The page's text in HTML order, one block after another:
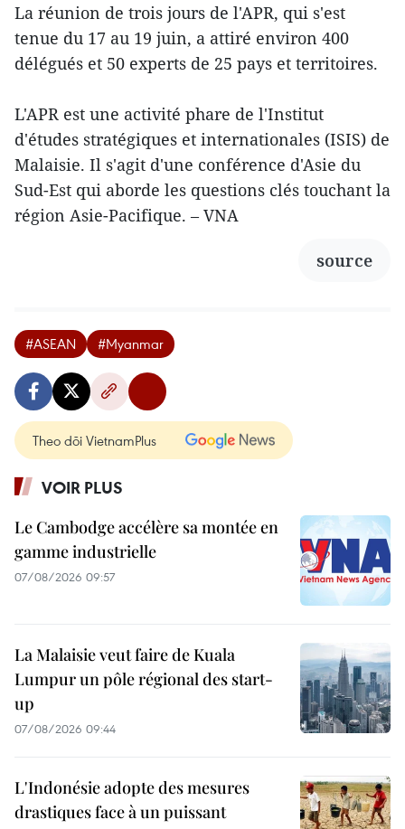
La réunion de trois jours de l'APR, qui s'est
tenue du 17 au 19 juin, a attiré environ 400
délégués et 50 experts de 25 pays et territoires.
L'APR est une activité phare de l'Institut
d'études stratégiques et internationales (ISIS) de
Malaisie. Il s'agit d'une conférence d'Asie du
Sud-Est qui aborde les questions clés touchant la
région Asie-Pacifique. – VNA
source
#ASEAN #Myanmar
Theo dõi VietnamPlus
VOIR PLUS
Le Cambodge accélère sa montée en
gamme industrielle
07/08/2026 09:57
La Malaisie veut faire de Kuala
Lumpur un pôle régional des start-
up
07/08/2026 09:44
L'Indonésie adopte des mesures
drastiques face à un puissant